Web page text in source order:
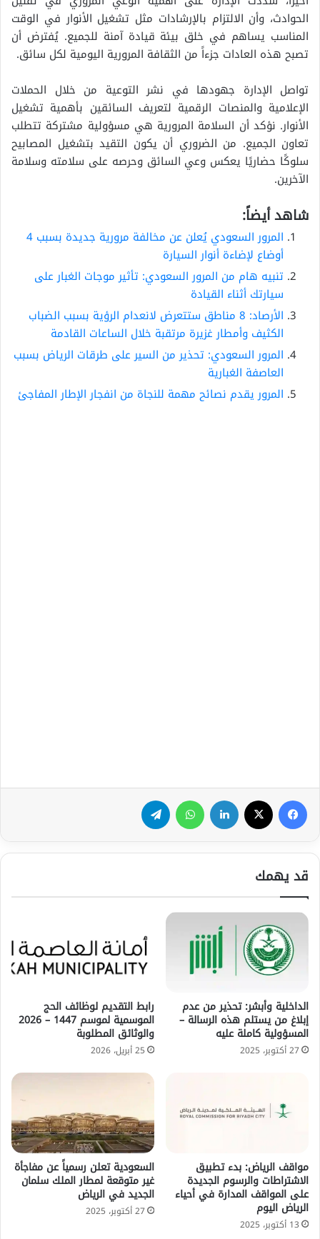
الحوادث، وأن الالتزام بالإرشادات مثل تشغيل الأنوار في الوقت
المناسب يساهم في خلق بيئة قيادة آمنة للجميع. يُفترض أن
تصبح هذه العادات جزءاً من الثقافة المرورية اليومية لكل سائق.
تواصل الإدارة جهودها في نشر التوعية من خلال الحملات
الإعلامية والمنصات الرقمية لتعريف السائقين بأهمية تشغيل
الأنوار. نؤكد أن السلامة المرورية هي مسؤولية مشتركة تتطلب
تعاون الجميع. من الضروري أن يكون التقيد بتشغيل المصابيح
سلوكًا حضاريًا يعكس وعي السائق وحرصه على سلامته وسلامة
الآخرين.
شاهد أيضاً:
المرور السعودي يُعلن عن مخالفة مرورية جديدة بسبب 4
أوضاع لإضاءة أنوار السيارة
تنبيه هام من المرور السعودي: تأثير موجات الغبار على
سيارتك أثناء القيادة
الأرصاد: 8 مناطق ستتعرض لانعدام الرؤية بسبب الضباب
الكثيف وأمطار غزيرة مرتقبة خلال الساعات القادمة
المرور السعودي: تحذير من السير على طرقات الرياض بسبب
العاصفة الغبارية
المرور يقدم نصائح مهمة للنجاة من انفجار الإطار المفاجئ
فيسبوك لينكدإن واتساب
قد يهمك
الداخلية وأبشر: تحذير من عدم
إبلاغ من يستلم هذه الرسالة –
المسؤولية كاملة عليه
27 أكتوبر، 2025
رابط التقديم لوظائف الحج
الموسمية لموسم 1447 – 2026
والوثائق المطلوبة
25 أبريل، 2026
مواقف الرياض: بدء تطبيق
الاشتراطات والرسوم الجديدة
على المواقف المدارة في أحياء
الرياض اليوم
13 أكتوبر، 2025
السعودية تعلن رسمياً عن مفاجأة
غير متوقعة لمطار الملك سلمان
الجديد في الرياض
27 أكتوبر، 2025